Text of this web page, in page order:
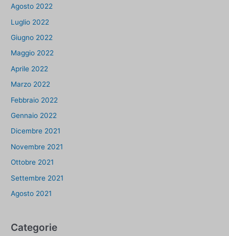
Agosto 2022
Luglio 2022
Giugno 2022
Maggio 2022
Aprile 2022
Marzo 2022
Febbraio 2022
Gennaio 2022
Dicembre 2021
Novembre 2021
Ottobre 2021
Settembre 2021
Agosto 2021
Categorie